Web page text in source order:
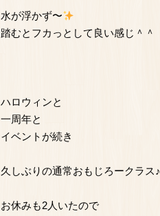
水が浮かず〜
踏むとフカっとして良い感じ＾＾
ハロウィンと
一周年と
イベントが続き
久しぶりの通常おもじろークラス♪
お休みも2人いたので